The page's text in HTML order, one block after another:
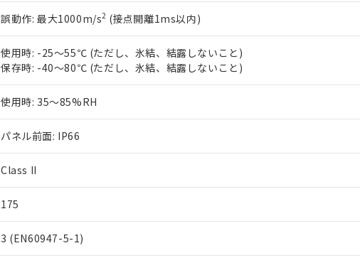
誤動作: 最大1000m/s2 (接点開離1ms以内)
使用時: -25～55℃ (ただし、氷結、結露しないこと)
保存時: -40～80℃ (ただし、氷結、結露しないこと)
使用時: 35～85%RH
パネル前面: IP66
Class II
175
3 (EN60947-5-1)